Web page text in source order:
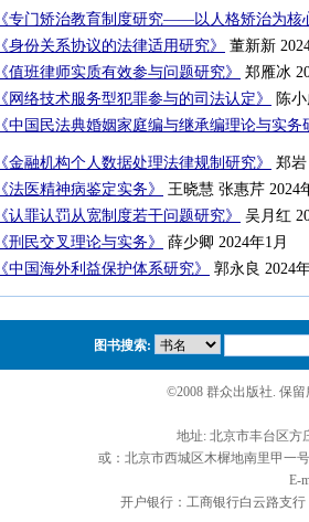
《专门矫治教育制度研究——以人格矫治为核
《身份关系协议的法律适用研究》
董新新
《值班律师实质有效参与问题研究》
郑雁冰
《网络技术服务型犯罪参与的司法认定》
陈
《中国民法典婚姻家庭编与继承编理论与实务
《金融机构个人数据处理法律规制研究》
郑岩
《法医精神病鉴定实务》
王晓慧 张惠芹 2024
《认罪认罚从宽制度若干问题研究》
吴月红
《刑民交叉理论与实务》
薛少卿 2024年1月
《中国海外利益保护体系研究》
郭永良 2024
图书搜索:
©2008 群众出版社. 保
地址: 北京市丰台区
或：北京市西城区木樨地南里甲一
E-
开户银行：工商银行白云路支